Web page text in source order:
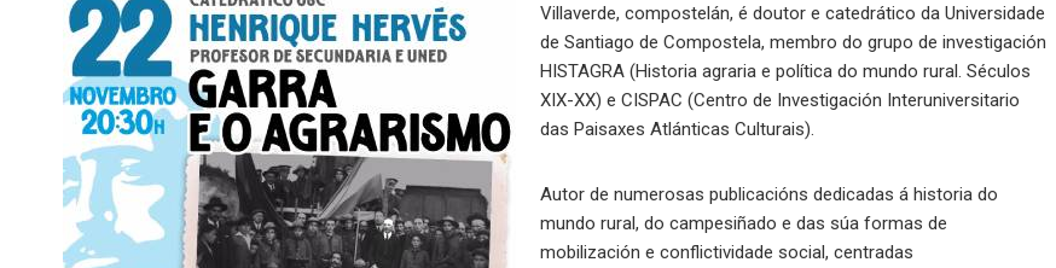
Villaverde, compostelán, é doutor e catedrático da Universidade
de Santiago de Compostela, membro do grupo de investigación
HISTAGRA (Historia agraria e política do mundo rural. Séculos
XIX-XX) e CISPAC (Centro de Investigación Interuniversitario
das Paisaxes Atlánticas Culturais).
Autor de numerosas publicacións dedicadas á historia do
mundo rural, do campesiñado e das súa formas de
mobilización e conflictividade social, centradas